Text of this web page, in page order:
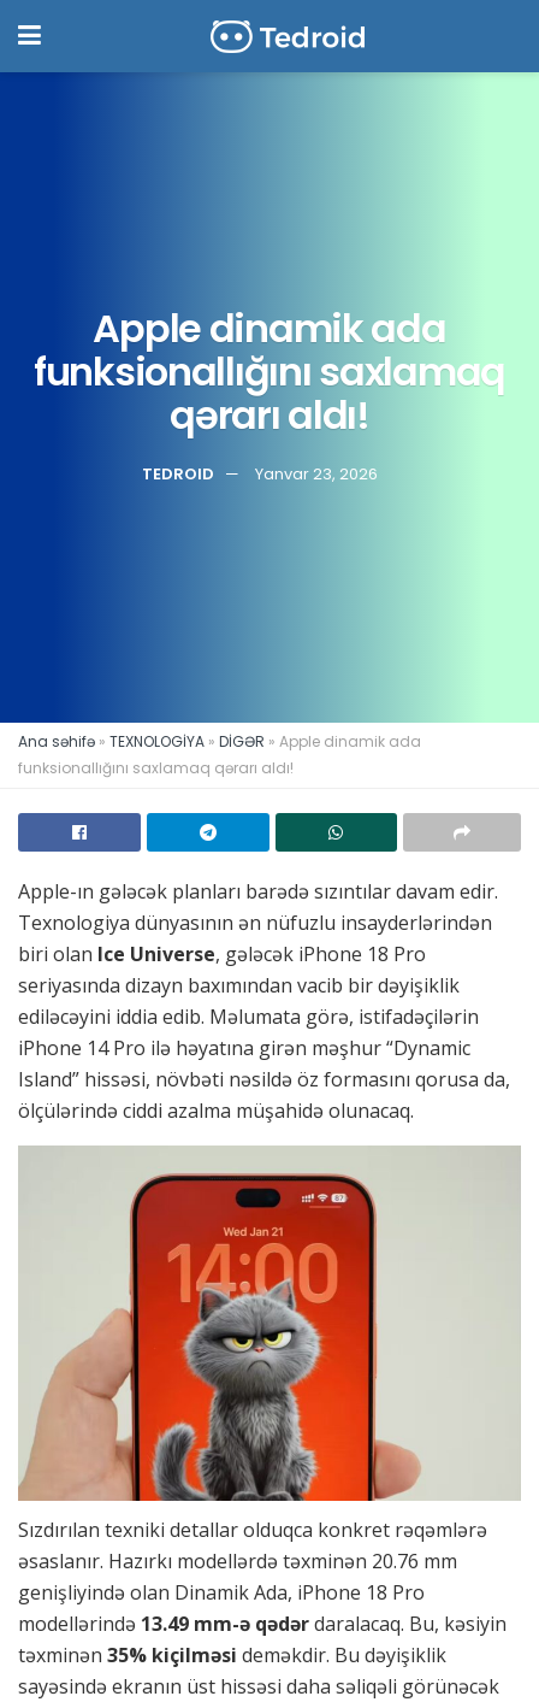
Apple dinamik ada
funksionallığını saxlamaq
qərarı aldı!
TEDROID Yanvar 23, 2026
Ana səhifə » TEXNOLOGİYA » DİGƏR » Apple dinamik ada
funksionallığını saxlamaq qərarı aldı!
Apple-ın gələcək planları barədə sızıntılar davam edir.
Texnologiya dünyasının ən nüfuzlu insayderlərindən
biri olan Ice Universe, gələcək iPhone 18 Pro
seriyasında dizayn baxımından vacib bir dəyişiklik
ediləcəyini iddia edib. Məlumata görə, istifadəçilərin
iPhone 14 Pro ilə həyatına girən məşhur “Dynamic
Island” hissəsi, növbəti nəsildə öz formasını qorusa da,
ölçülərində ciddi azalma müşahidə olunacaq.
Sızdırılan texniki detallar olduqca konkret rəqəmlərə
əsaslanır. Hazırkı modellərdə təxminən 20.76 mm
genişliyində olan Dinamik Ada, iPhone 18 Pro
modellərində 13.49 mm-ə qədərdaralacaq. Bu, kəsiyin
təxminən 35% kiçilməsi deməkdir. Bu dəyişiklik
sayəsində ekranın üst hissəsi daha səliqəli görünəcək